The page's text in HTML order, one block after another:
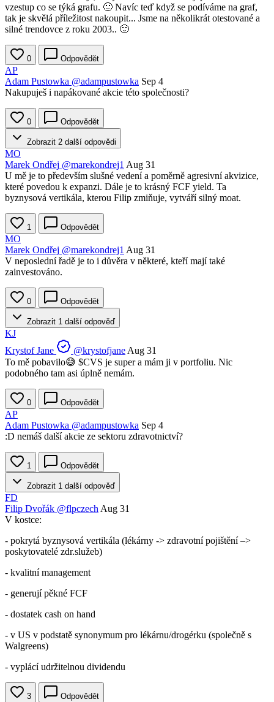
vzestup co se týká grafu. 🙂 Navíc teď když se podíváme na graf,
tak je skvělá příležitost nakoupit... Jsme na několikrát otestované a
silné trendovce z roku 2003.. 🙂
0 Odpovědět
AP
Adam Pustowka @adampustowka Sep 4
Nakupuješ i napákované akcie této společnosti?
0 Odpovědět
Zobrazit 2 další odpovědi
MO
Marek Ondřej @marekondrej1 Aug 31
U mě je to především slušné vedení a poměrně agresivní akvizice,
které povedou k expanzi. Dále je to krásný FCF yield. Ta
byznysová vertikála, kterou Filip zmiňuje, vytváří silný moat.
1 Odpovědět
MO
Marek Ondřej @marekondrej1 Aug 31
V neposlední řadě je to i důvěra v některé, kteří mají také
zainvestováno.
0 Odpovědět
Zobrazit 1 další odpověď
KJ
Krystof Jane
@krystofjane Aug 31
To mě pobavilo😅 $CVS je super a mám ji v portfoliu. Nic
podobného tam asi úplně nemám.
0 Odpovědět
AP
Adam Pustowka @adampustowka Sep 4
:D nemáš další akcie ze sektoru zdravotnictví?
1 Odpovědět
Zobrazit 1 další odpověď
FD
Filip Dvořák @flpczech Aug 31
V kostce:
- pokrytá byznysová vertikála (lékárny -> zdravotní pojištění –>
poskytovatelé zdr.služeb)
- kvalitní management
- generují pěkné FCF
- dostatek cash on hand
- v US v podstatě synonymum pro lékárnu/drogérku (společně s
Walgreens)
- vyplácí udržitelnou dividendu
3 Odpovědět